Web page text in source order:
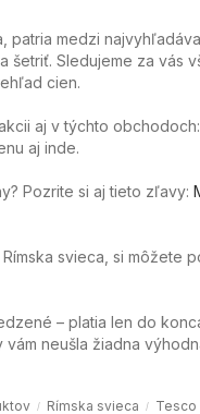
patria medzi
šetriť. Sledujeme za vás
cien.
aj v týchto
aj inde.
Pozrite si aj tieto zľavy:
svieca, si môžete
– platia len do
neušla žiadna
Rímska svieca Tesco